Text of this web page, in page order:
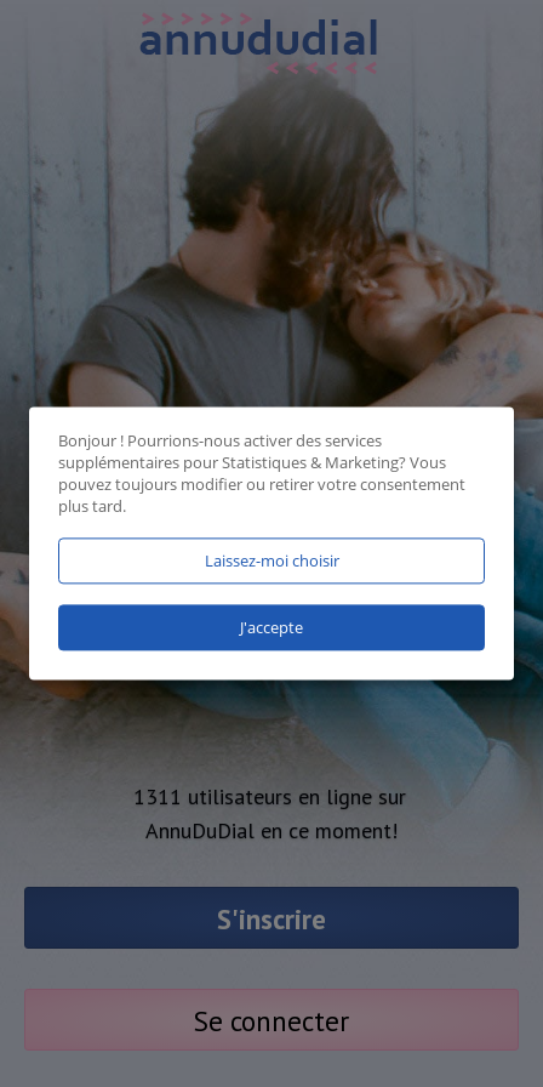
1311 utilisateurs en ligne sur
AnnuDuDial en ce moment!
S'inscrire
Se connecter
Bonjour ! Pourrions-nous activer des services
supplémentaires pourStatistiques & Marketing? Vous
pouvez toujours modifier ou retirer votre consentement
plus tard.
Laissez-moi choisir
J'accepte